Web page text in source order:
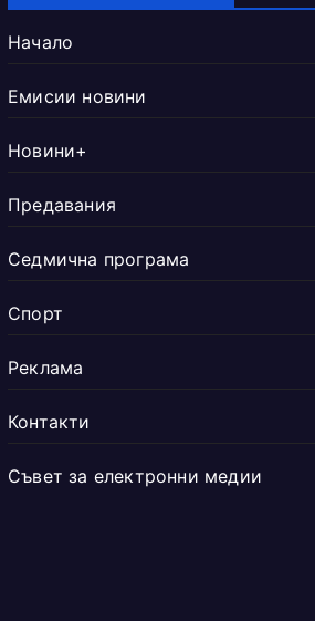
Начало
Емисии новини
Новини+
Предавания
Седмична програма
Спорт
Реклама
Контакти
Съвет за електронни медии